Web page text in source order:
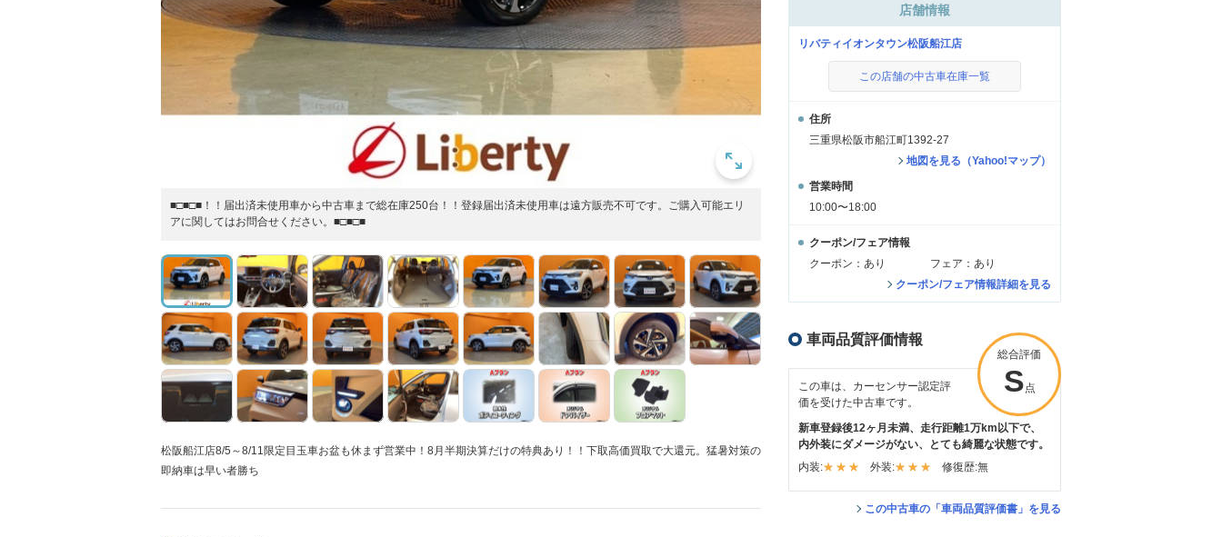
■□■□■！！届出済未使用車から中古車まで総在庫250台！！登録届出済未使用車は遠方販売不可です。ご購入可能エリ
アに関してはお問合せください。■□■□■
松阪船江店8/5～8/11限定目玉車お盆も休まず営業中！8月半期決算だけの特典あり！！下取高価買取で大還元。猛暑対策の
即納車は早い者勝ち
店舗情報
リバティイオンタウン松阪船江店
この店舗の中古車在庫一覧
住所
三重県松阪市船江町1392-27
地図を見る（Yahoo!マップ）
営業時間
10:00〜18:00
クーポン/フェア情報
クーポン：あり
フェア：あり
クーポン/フェア情報詳細を見る
車両品質評価情報
総合評価
S点
この車は、カーセンサー認定評
価を受けた中古車です。
新車登録後12ヶ月未満、走行距離1万km以下で、
内外装にダメージがない、とても綺麗な状態です。
内装:
外装: 修復歴:無
この中古車の「車両品質評価書」を見る